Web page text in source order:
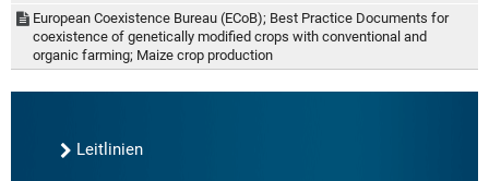
European Coexistence Bureau (ECoB); Best Practice Documents for
coexistence of genetically modified crops with conventional and
organic farming; Maize crop production
Leitlinien